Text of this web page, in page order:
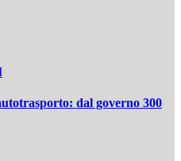
dal governo 300